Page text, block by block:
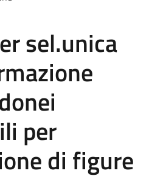
sel.unica
per
di figure